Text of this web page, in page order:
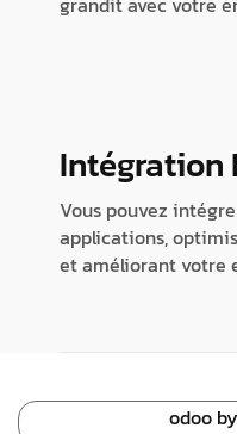
Intégration
Vous pouvez
applications,
et améliorant votre
odoo